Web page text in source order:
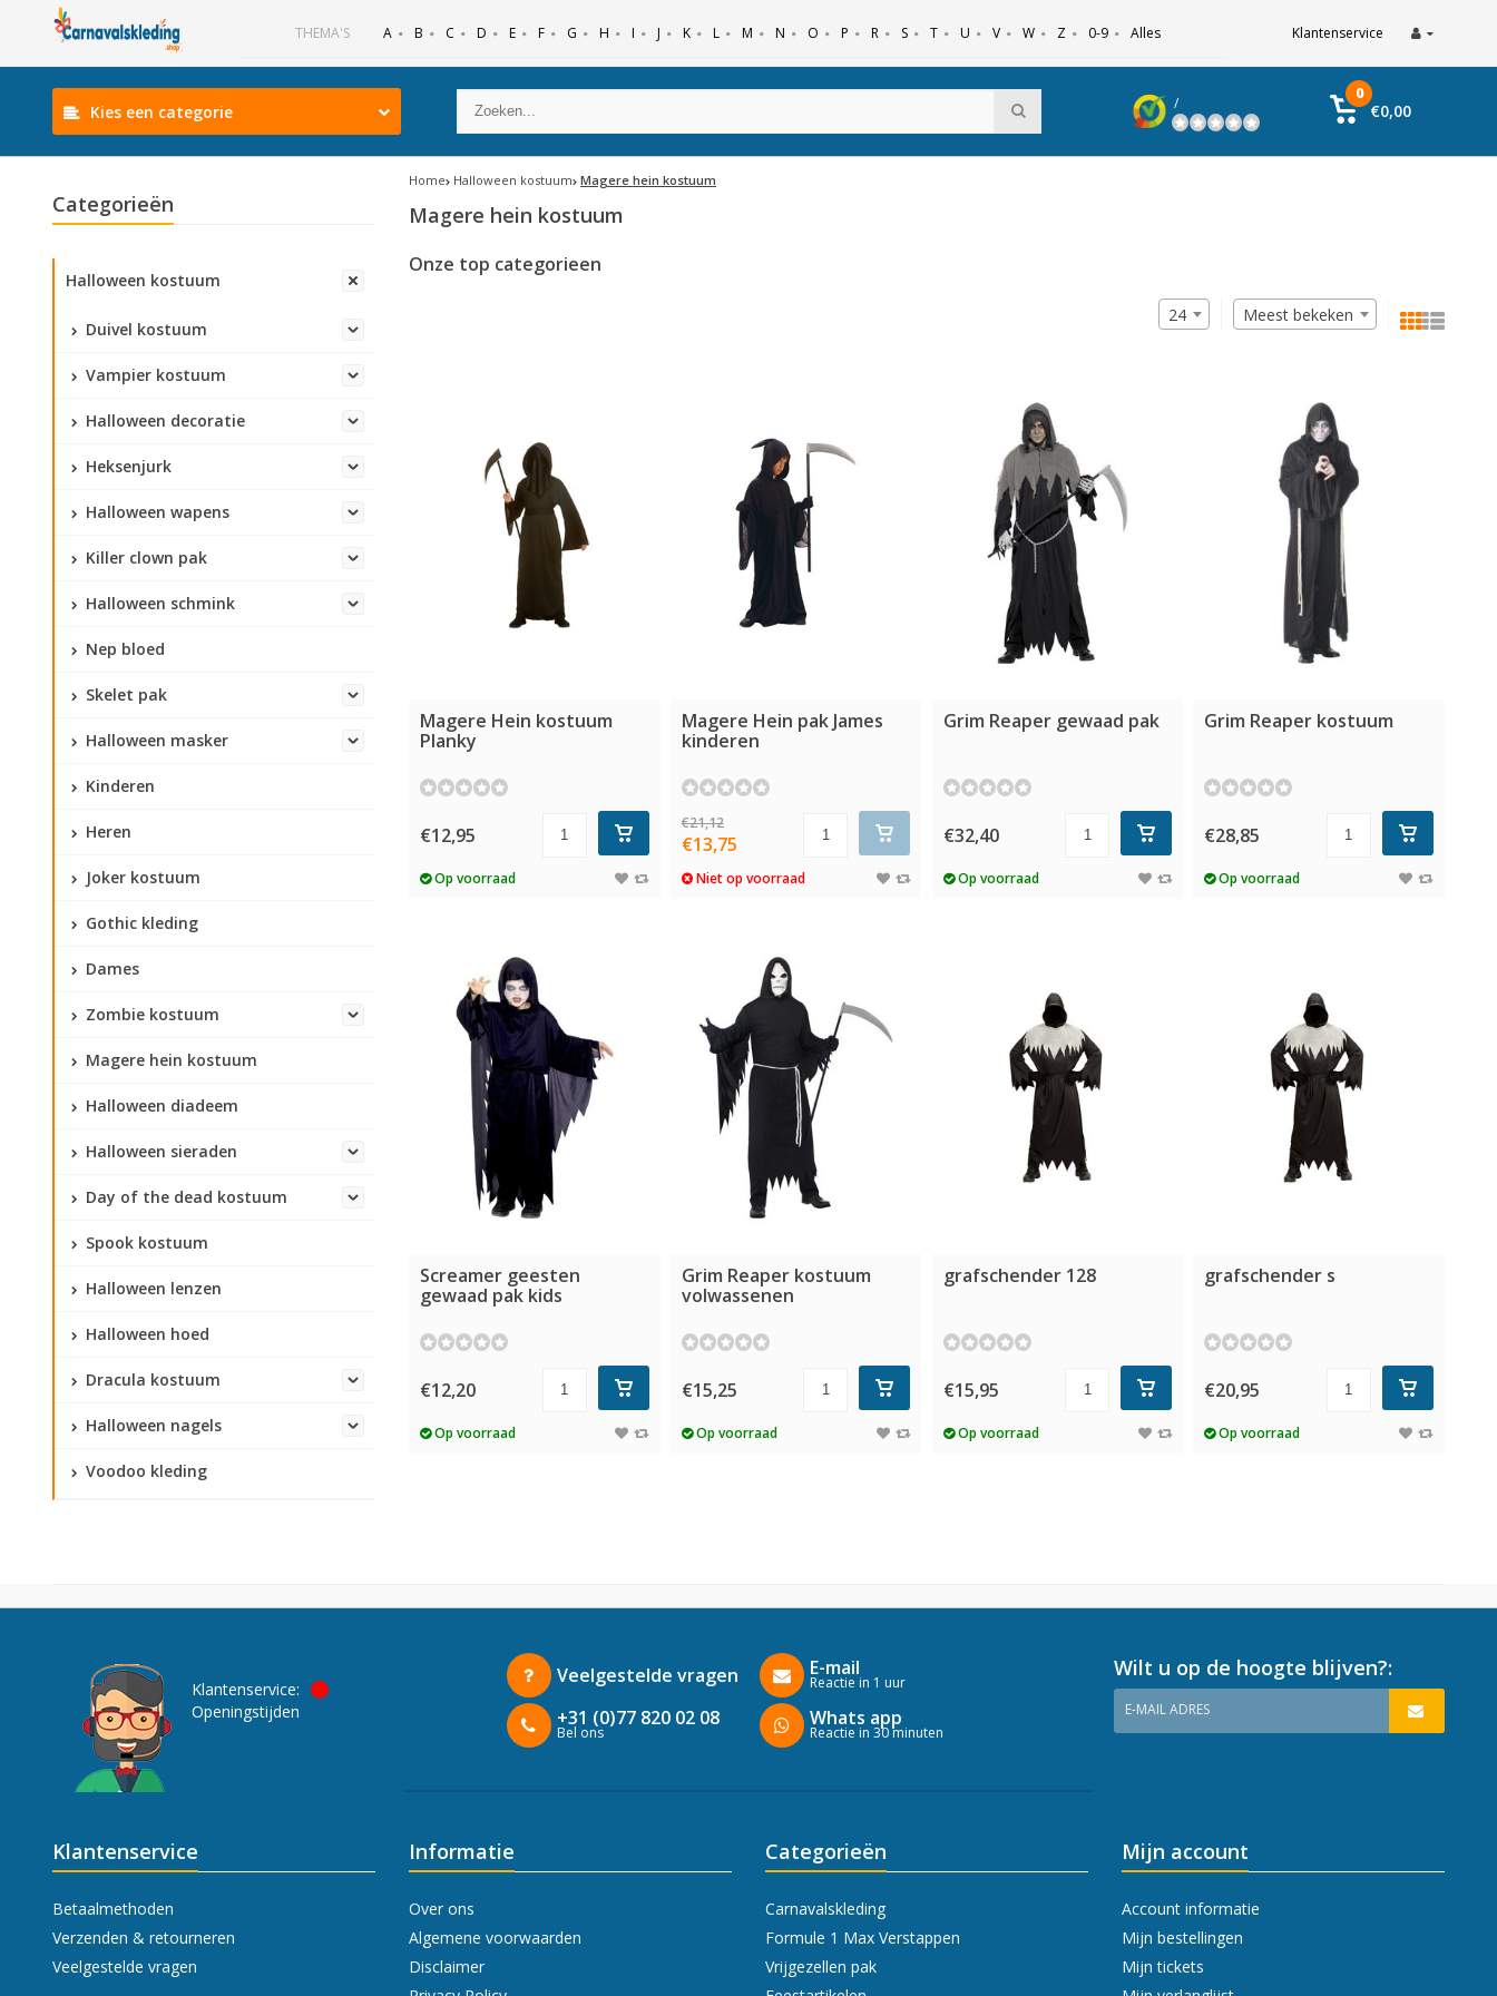
THEMA'S A B C D E F G H I J K L M N O P R S T U V W Z 0-9 Alles Klantenservice
Kies een categorie /
0
€0,00
Categorieën
Halloween kostuum
Duivel kostuum
Vampier kostuum
Halloween decoratie
Heksenjurk
Halloween wapens
Killer clown pak
Halloween schmink
Nep bloed
Skelet pak
Halloween masker
Kinderen
Heren
Joker kostuum
Gothic kleding
Dames
Zombie kostuum
Magere hein kostuum
Halloween diadeem
Halloween sieraden
Day of the dead kostuum
Spook kostuum
Halloween lenzen
Halloween hoed
Dracula kostuum
Halloween nagels
Voodoo kleding
Home Halloween kostuum Magere hein kostuum
Magere hein kostuum
Onze top categorieen
Meest bekeken
24
Magere Hein kostuum
Planky
€12,95
Op voorraad
Magere Hein pak James
kinderen
€21,12
€13,75
Niet op voorraad
Grim Reaper gewaad pak
€32,40
Op voorraad
Grim Reaper kostuum
€28,85
Op voorraad
Screamer geesten
gewaad pak kids
€12,20
Op voorraad
Grim Reaper kostuum
volwassenen
€15,25
Op voorraad
grafschender 128
€15,95
Op voorraad
grafschender s
€20,95
Op voorraad
Klantenservice:
Openingstijden
Veelgestelde vragen
+31 (0)77 820 02 08
Bel ons
E-mail
Reactie in 1 uur
Whats app
Reactie in 30 minuten
Wilt u op de hoogte blijven?:
E-MAIL ADRES
Klantenservice
Betaalmethoden
Verzenden & retourneren
Veelgestelde vragen
Informatie
Over ons
Algemene voorwaarden
Disclaimer
Categorieën
Carnavalskleding
Formule 1 Max Verstappen
Vrijgezellen pak
Mijn account
Account informatie
Mijn bestellingen
Mijn tickets